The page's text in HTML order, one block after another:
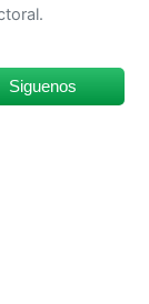
Siguenos